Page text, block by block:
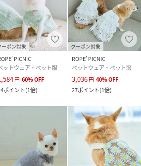
ーポン対象
PICNIC
ットウェア・ペット服
円 60%OFF
ポイント(1倍)
クーポン対象
ROPE' PICNIC
ペットウェア・ペット服
3,036円 40%OFF
27ポイント(1倍)